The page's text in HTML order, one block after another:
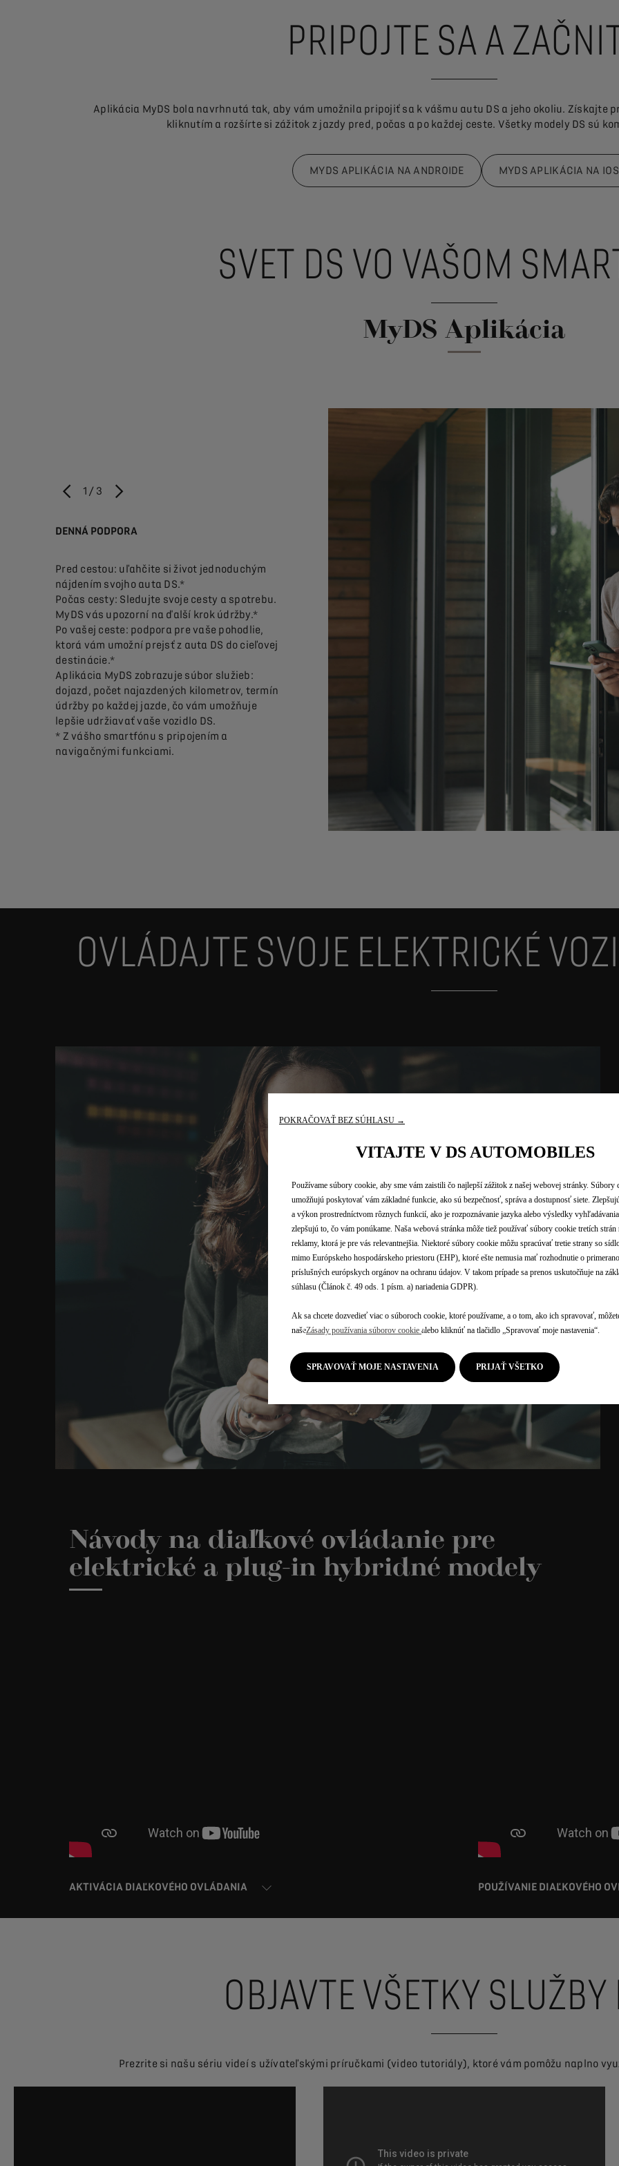
PRIPOJTE SA A
Aplikácia MyDS bola navrhnutá tak, aby vám umožnila pripojiť sa k vášmu autu DS a jeho okoliu. Získajte
kliknutím a rozšírte si zážitok z jazdy pred, počas a po každej ceste. Všetky modely DS sú
MYDS APLIKÁCIA NA ANDROIDE MYDS APLIKÁCIA NA IOS
SVET DS VO VAŠOM
MyDS Aplikácia
NASPÄŤ
DENNÁ PODPORA
Pred cestou: uľahčite si život jednoduchým
nájdením svojho auta DS.*
Počas cesty: Sledujte svoje cesty a spotrebu.
MyDS vás upozorní na ďalší krok údržby.*
Po vašej ceste: podpora pre vaše pohodlie,
ktorá vám umožní prejsť z auta DS do cieľovej
destinácie.*
Aplikácia MyDS zobrazuje súbor služieb:
dojazd, počet najazdených kilometrov, termín
údržby po každej jazde, čo vám umožňuje
lepšie udržiavať vaše vozidlo DS.
* Z vášho smartfónu s pripojením a
navigačnými funkciami.
Získajte priamy prístup k celej dokumentácii
vášho vozidla pomocou aplikácie MyDS. Či už
na dosah ruky.
VIDEO TUTORIÁLY DS
Využite naplno
Práve ste si kúpili
pomoc alebo
Zistite, ako fungujú
vašom vozidle
Nájdite všetky
tomto vozidle a
1 / 3 ĎALEJ
OVLÁDAJTE SVOJE ELEKTRICKÉ
TEPELNÁ PREDPRÍPRAVA
Nastavenie tepelnej predprípravy
pre cestujúcich vám umožňuje
naprogramovať kúrenie alebo klimatizáciu
vaše pohodlie a je prístupná z
alebo odpojeného vozidla.
Návody na diaľkové ovládanie pre
elektrické a plug-in hybridné modely
AKTIVÁCIA DIAĽKOVÉHO OVLÁDANIA POUŽÍVANIE DIAĽKOVÉHO
OBJAVTE VŠETKY
Prezrite si našu sériu videí s užívateľskými príručkami (video tutoriály), ktoré vám pomôžu naplno
POKRAČOVAŤ BEZ SÚHLASU →
VITAJTE V DS AUTOMOBILES
Používame súbory cookie, aby sme vám zaistili čo najlepší zážitok z našej webovej stránky. Súbory
umožňujú poskytovať vám základné funkcie, ako sú bezpečnosť, správa a dostupnosť siete.
a výkon prostredníctvom rôznych funkcií, ako je rozpoznávanie jazyka alebo výsledky
zlepšujú to, čo vám ponúkame. Naša webová stránka môže tiež používať súbory cookie tretích strán
reklamy, ktorá je pre vás relevantnejšia. Niektoré súbory cookie môžu spracúvať tretie strany so
mimo Európskeho hospodárskeho priestoru (EHP), ktoré ešte nemusia mať rozhodnutie o
príslušných európskych orgánov na ochranu údajov. V takom prípade sa prenos uskutočňuje na
súhlasu (Článok č. 49 ods. 1 písm. a) nariadenia GDPR).
Ak sa chcete dozvedieť viac o súboroch cookie, ktoré používame, a o tom, ako ich spravovať,
našeZásady používania súborov cookie alebo kliknúť na tlačidlo „Spravovať moje nastavenia“.
SPRAVOVAŤ MOJE NASTAVENIA PRIJAŤ VŠETKO